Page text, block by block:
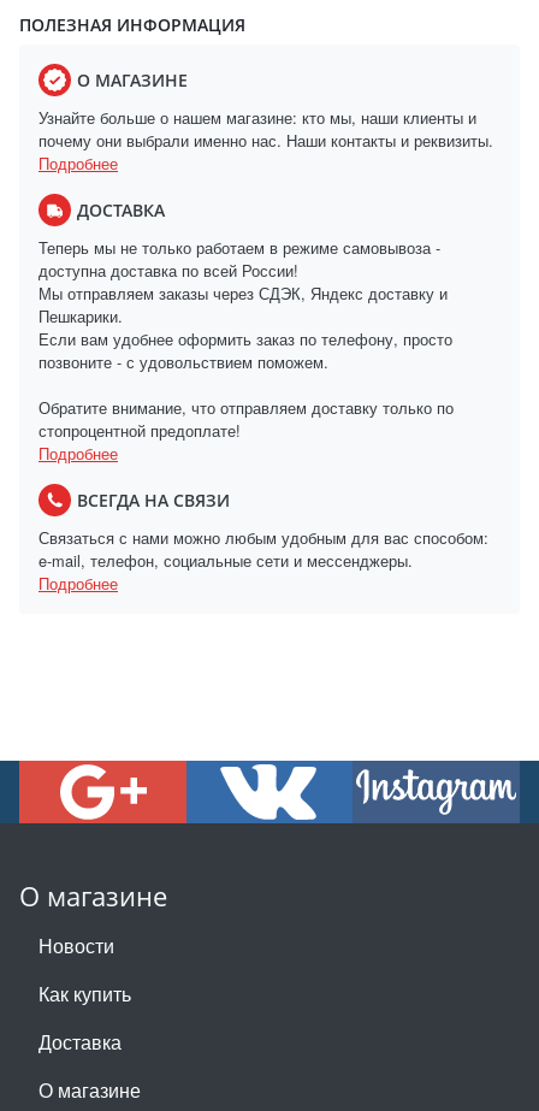
ПОЛЕЗНАЯ ИНФОРМАЦИЯ
О МАГАЗИНЕ
Узнайте больше о нашем магазине: кто мы, наши клиенты и
почему они выбрали именно нас. Наши контакты и реквизиты.
Подробнее
ДОСТАВКА
Теперь мы не только работаем в режиме самовывоза -
доступна доставка по всей России!
Мы отправляем заказы через СДЭК, Яндекс доставку и
Пешкарики.
Если вам удобнее оформить заказ по телефону, просто
позвоните - с удовольствием поможем.
Обратите внимание, что отправляем доставку только по
стопроцентной предоплате!
Подробнее
ВСЕГДА НА СВЯЗИ
Связаться с нами можно любым удобным для вас способом:
e-mail, телефон, социальные сети и мессенджеры.
Подробнее
О магазине
Новости
Как купить
Доставка
О магазине